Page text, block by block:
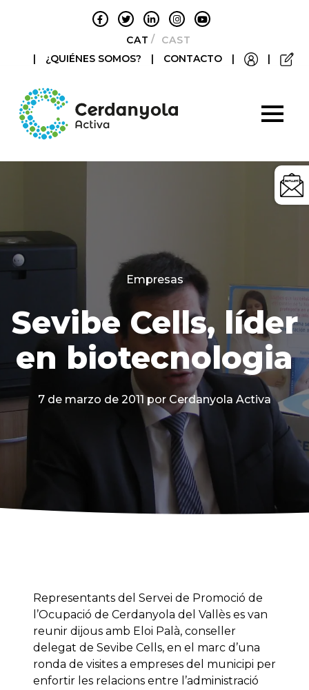
CATALÀCASTELLANO
|
¿QUIÉNES SOMOS? | CONTACTO | |
Categories
Empresas
Sevibe Cells, líder
en biotecnologia
7 de marzo de 2011 por Cerdanyola Activa
Representants del Servei de Promoció de
l’Ocupació de Cerdanyola del Vallès es van
reunir dijous amb Eloi Palà, conseller
delegat de Sevibe Cells, en el marc d’una
ronda de visites a empreses del municipi per
enfortir les relacions entre l’administració